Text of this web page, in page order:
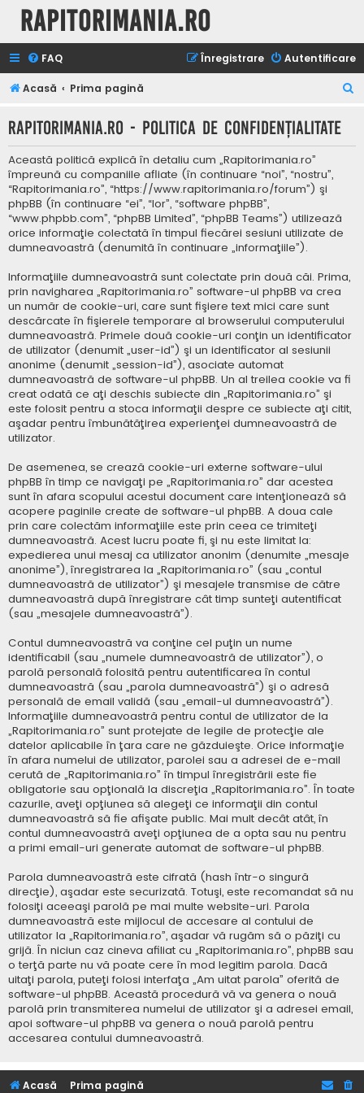
Rapitorimania.ro
FAQ Autentificare
Înregistrare
Acasă Prima pagină
t
Rapitorimania.ro - Politica de confidenţialitate
Această politică explică în detaliu cum „Rapitorimania.ro”
împreună cu companiile afliate (în continuare “noi”, “nostru”,
“Rapitorimania.ro”, “https://www.rapitorimania.ro/forum”) şi
phpBB (în continuare “ei”, “lor”, “software phpBB”,
“www.phpbb.com”, “phpBB Limited”, “phpBB Teams”) utilizează
orice informaţie colectată în timpul fiecărei sesiuni utilizate de
dumneavoastră (denumită în continuare „informaţiile”).
Informaţiile dumneavoastră sunt colectate prin două căi. Prima,
prin navigharea „Rapitorimania.ro” software-ul phpBB va crea
un număr de cookie-uri, care sunt fişiere text mici care sunt
descărcate în fişierele temporare al browserului computerului
dumneavoastră. Primele două cookie-uri conţin un identificator
de utilizator (denumit „user-id”) şi un identificator al sesiunii
anonime (denumit „session-id”), asociate automat
dumneavoastră de software-ul phpBB. Un al treilea cookie va fi
creat odată ce aţi deschis subiecte din „Rapitorimania.ro” şi
este folosit pentru a stoca informaţii despre ce subiecte aţi citit,
aşadar pentru îmbunătăţirea experienţei dumneavoastră de
utilizator.
De asemenea, se crează cookie-uri externe software-ului
phpBB în timp ce navigaţi pe „Rapitorimania.ro” dar acestea
sunt în afara scopului acestui document care intenţionează să
acopere paginile create de software-ul phpBB. A doua cale
prin care colectăm informaţiile este prin ceea ce trimiteţi
dumneavoastră. Acest lucru poate fi, şi nu este limitat la:
expedierea unui mesaj ca utilizator anonim (denumite „mesaje
anonime”), înregistrarea la „Rapitorimania.ro” (sau „contul
dumneavoastră de utilizator”) şi mesajele transmise de către
dumneavoastră după înregistrare cât timp sunteţi autentificat
(sau „mesajele dumneavoastră”).
Contul dumneavoastră va conţine cel puţin un nume
identificabil (sau „numele dumneavoastră de utilizator”), o
parolă personală folosită pentru autentificarea în contul
dumneavoastră (sau „parola dumneavoastră”) şi o adresă
personală de email validă (sau „email-ul dumneavoastră”).
Informaţiile dumneavoastră pentru contul de utilizator de la
„Rapitorimania.ro” sunt protejate de legile de protecţie ale
datelor aplicabile în ţara care ne găzduieşte. Orice informaţie
în afara numelui de utilizator, parolei sau a adresei de e-mail
cerută de „Rapitorimania.ro” în timpul înregistrării este fie
obligatorie sau opţională la discreţia „Rapitorimania.ro”. În toate
cazurile, aveţi opţiunea să alegeţi ce informaţii din contul
dumneavoastră să fie afişate public. Mai mult decât atât, în
contul dumneavoastră aveţi opţiunea de a opta sau nu pentru
a primi email-uri generate automat de software-ul phpBB.
Parola dumneavoastră este cifrată (hash într-o singură
direcţie), aşadar este securizată. Totuşi, este recomandat să nu
folosiţi aceeaşi parolă pe mai multe website-uri. Parola
dumneavoastră este mijlocul de accesare al contului de
utilizator la „Rapitorimania.ro”, aşadar vă rugăm să o păziţi cu
grijă. În niciun caz cineva afiliat cu „Rapitorimania.ro”, phpBB sau
o terţă parte nu vă poate cere în mod legitim parola. Dacă
uitaţi parola, puteţi folosi interfaţa „Am uitat parola” oferită de
software-ul phpBB. Această procedură vă va genera o nouă
parolă prin transmiterea numelui de utilizator şi a adresei email,
apoi software-ul phpBB va genera o nouă parolă pentru
accesarea contului dumneavoastră.
Acasă Prima pagină